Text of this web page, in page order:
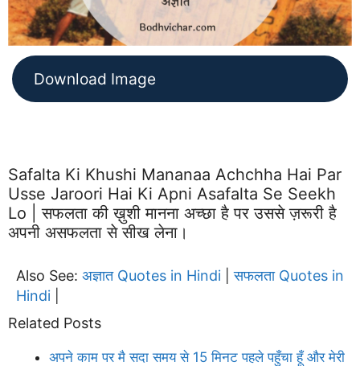
Download Image
Safalta Ki Khushi Mananaa Achchha Hai Par
Usse Jaroori Hai Ki Apni Asafalta Se Seekh
Lo | सफलता की ख़ुशी मानना अच्छा है पर उससे ज़रूरी है
अपनी असफलता से सीख लेना।
Also See: अज्ञात Quotes in Hindi |सफलता Quotes in
Hindi
Related Posts
अपने काम पर मै सदा समय से 15 मिनट पहले पहुँचा हूँ और मेरी